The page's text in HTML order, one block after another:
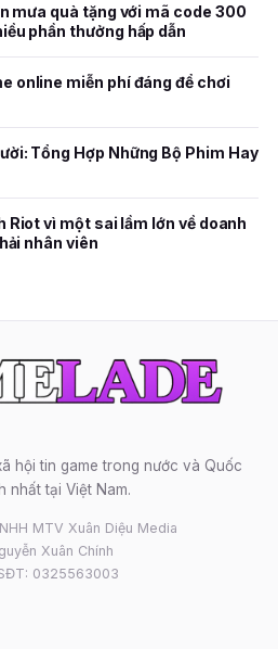
mưa quà tặng với mã code 300
phần thưởng hấp dẫn
online miễn phí đáng để chơi
Tổng Hợp Những Bộ Phim Hay
vì một sai lầm lớn về doanh
nhân viên
hội tin game trong nước và Quốc
nhất tại Việt Nam.
MTV Xuân Diệu Media
Xuân Chính
0325563003